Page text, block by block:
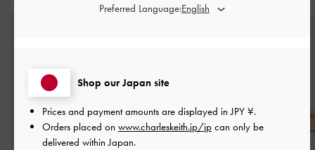
Shop our Japan site
Prices and payment amounts are displayed inJPY ¥.
Orders placed on www.charleskeith.jp/jp can only be
delivered within Japan.
Preferred Language: